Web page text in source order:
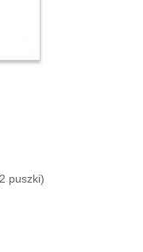
puszki)